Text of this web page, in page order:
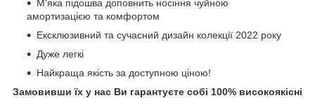
М'яка підошва доповнить носіння чуйною
амортизацією та комфортом
Ексклюзивний та сучасний дизайн колекції 2022 року
Дуже легкі
Найкраща якість за доступною ціною!
Замовивши їх у нас Ви гарантуєте собі 100% високоякісні